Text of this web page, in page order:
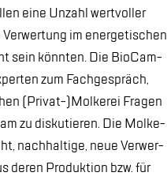
eine Un­zahl wert­vol­ler
im en­er­ge­ti­schen
sein könn­ten. Die Bio­Cam­
zum Fach­ge­spräch,
(Pri­vat-)Mol­ke­rei Fra­gen
zu dis­ku­tie­ren. Die Mol­ke­
nach­hal­ti­ge, neue Ver­wer­
de­ren Pro­duk­ti­on bzw. für